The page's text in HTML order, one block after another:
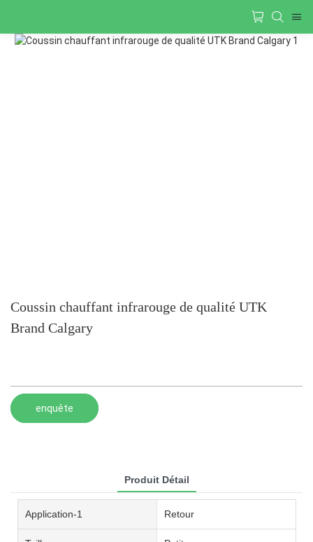
Coussin chauffant infrarouge de qualité UTK
Brand Calgary
enquête
Produit Détail
Application-1 Retour